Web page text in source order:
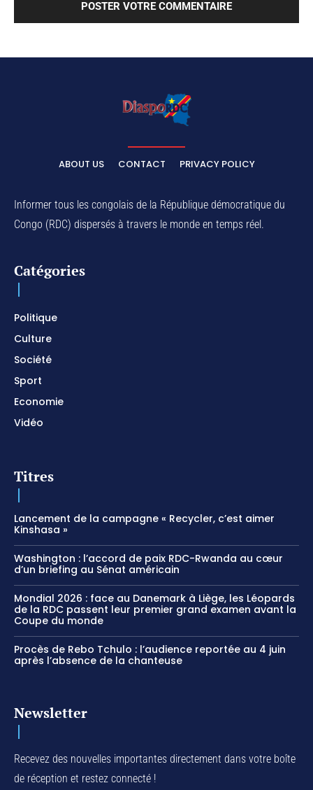
ABOUT US CONTACT PRIVACY POLICY
Informer tous les congolais de la République démocratique du
Congo (RDC) dispersés à travers le monde en temps réel.
Catégories
Politique
Culture
Société
Sport
Economie
Vidéo
Titres
Lancement de la campagne « Recycler, c’est aimer
Kinshasa »
Washington : l’accord de paix RDC-Rwanda au cœur
d’un briefing au Sénat américain
Mondial 2026 : face au Danemark à Liège, les Léopards
de la RDC passent leur premier grand examen avant la
Coupe du monde
Procès de Rebo Tchulo : l’audience reportée au 4 juin
après l’absence de la chanteuse
Newsletter
Recevez des nouvelles importantes directement dans votre boîte
de réception et restez connecté !